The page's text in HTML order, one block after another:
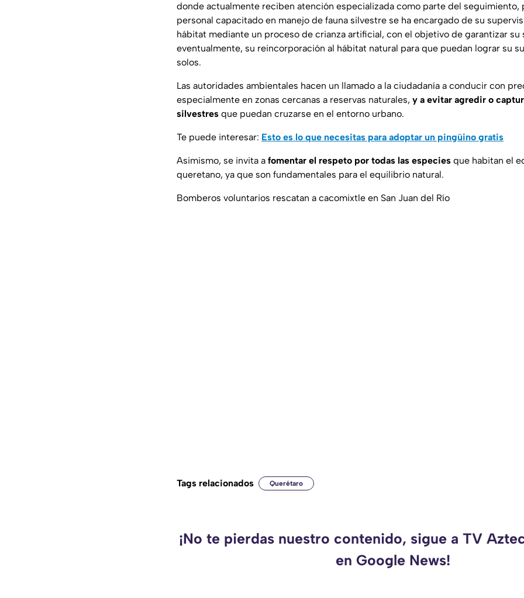
donde actualmente reciben atención especializada como parte del seguimiento,
personal capacitado en manejo de fauna silvestre se ha encargado de su
hábitat mediante un proceso de crianza artificial, con el objetivo de garantizar su
eventualmente, su reincorporación al hábitat natural para que puedan lograr su
solos.
Las autoridades ambientales hacen un llamado a la ciudadanía a conducir con
especialmente en zonas cercanas a reservas naturales, y a evitar agredir o
silvestres que puedan cruzarse en el entorno urbano.
Te puede interesar: Esto es lo que necesitas para adoptar un pingüino gratis
Asimismo, se invita a fomentar el respeto por todas las especies que habitan el
queretano, ya que son fundamentales para el equilibrio natural.
Bomberos voluntarios rescatan a cacomixtle en San Juan del Río
Tags relacionados Querétaro
¡No te pierdas nuestro contenido, sigue a TV
en Google News!